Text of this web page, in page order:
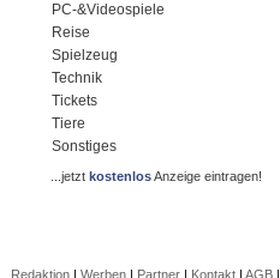
PC-&Videospiele
Reise
Spielzeug
Technik
Tickets
Tiere
Sonstiges
...jetztkostenlosAnzeige eintragen!
Redaktion| Werben| Partner| Kontakt| AGB|